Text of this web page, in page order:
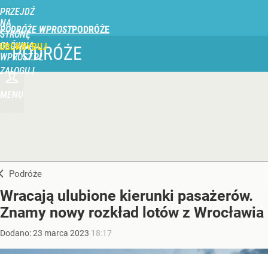
PRZEJDŹ
NA
STRONĘ
GŁÓWNĄ
WPROST.PL
PODRÓŻE WPROST
ZALOGUJ
MENU
PODRÓŻE
Podróże
Wracają ulubione kierunki pasażerów.
Znamy nowy rozkład lotów z Wrocławia
Dodano:23 marca 2023 18:17